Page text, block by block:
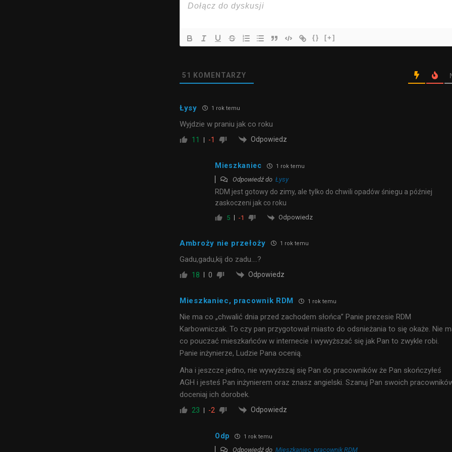
{} [+]
51 KOMENTARZY
Łysy 1 rok temu
Wyjdzie w praniu jak co roku
11 -1 Odpowiedz
Mieszkaniec 1 rok temu
Odpowiedź do Łysy
RDM jest gotowy do zimy, ale tylko do chwili opadów śniegu a później
zaskoczeni jak co roku
5 -1 Odpowiedz
Ambroży nie przełoży 1 rok temu
Gadu,gadu,kij do zadu….?
18 0 Odpowiedz
Mieszkaniec, pracownik RDM 1 rok temu
Nie ma co „chwalić dnia przed zachodem słońca” Panie prezesie RDM
Karbowniczak. To czy pan przygotował miasto do odsnieżania to się okaże. Nie
co pouczać mieszkańców w internecie i wywyższać się jak Pan to zwykle robi.
Panie inżynierze, Ludzie Pana ocenią.
Aha i jeszcze jedno, nie wywyższaj się Pan do pracowników że Pan skończyłeś
AGH i jesteś Pan inżynierem oraz znasz angielski. Szanuj Pan swoich
doceniaj ich dorobek.
23 -2 Odpowiedz
Odp 1 rok temu
Odpowiedź do Mieszkaniec, pracownik RDM